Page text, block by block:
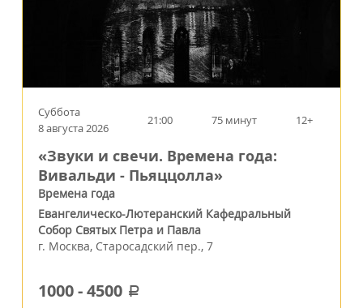
Суббота
8 августа 2026
21:00 75 минут 12+
«Звуки и свечи. Времена года:
Вивальди - Пьяццолла»
Времена года
Евангелическо-Лютеранский Кафедральный
Собор Святых Петра и Павла
г. Москва, Старосадский пер., 7
1000-4500 a